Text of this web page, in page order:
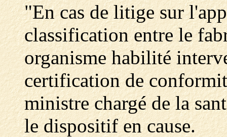
"En cas de litige sur
classification entre le
organisme habilité
certification de
ministre chargé de la
le dispositif en cause.